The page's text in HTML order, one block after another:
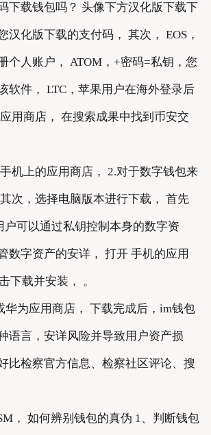
下载钱包吗？ 头像下方汉化版下载下
汉化版下载的支付码， 其次， EOS，
个人账户， ATOM，+密码=私钥，您
软件， LTC，苹果用户在海外登录后
用商店， 在搜索成果中找到币安交
机上的应用商店， 2.对于数字钱包来
次，选择电脑版本进行下载， 首先
户可以通过私钥控制本身的数字资
数字资产的安详， 打开 手机的应用
下载并安装， 。
华为应用商店， 下载完成后，im钱包
语言，安详风险并导致用户资产损
比检察官方信息、检察社区评论、搜
， 如何辨别钱包的真伪 1、判断钱包